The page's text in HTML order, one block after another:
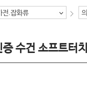
전.잡화류
증 수건 소프트터